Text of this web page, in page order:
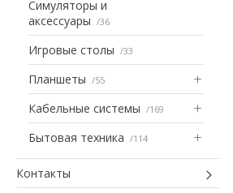
Симуляторы и
аксессуары
36
Игровые столы 33
Планшеты 55
Кабельные системы 169
Бытовая техника 114
Контакты